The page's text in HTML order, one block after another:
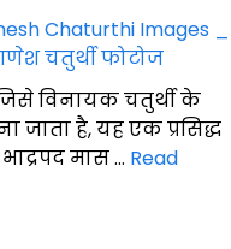
विनायक चतुर्थी के
जाता है, यह एक प्रसिद्ध
भाद्रपद मास … Read